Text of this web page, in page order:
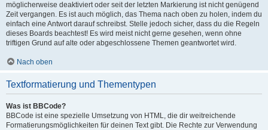
möglicherweise deaktiviert oder seit der letzten Markierung ist nicht genügend
Zeit vergangen. Es ist auch möglich, das Thema nach oben zu holen, indem du
einfach eine Antwort darauf schreibst. Stelle jedoch sicher, dass du die Regeln
dieses Boards beachtest! Es wird meist nicht gerne gesehen, wenn ohne
triftigen Grund auf alte oder abgeschlossene Themen geantwortet wird.
Nach oben
Textformatierung und Thementypen
Was ist BBCode?
BBCode ist eine spezielle Umsetzung von HTML, die dir weitreichende
Formatierungsmöglichkeiten für deinen Text gibt. Die Rechte zur Verwendung